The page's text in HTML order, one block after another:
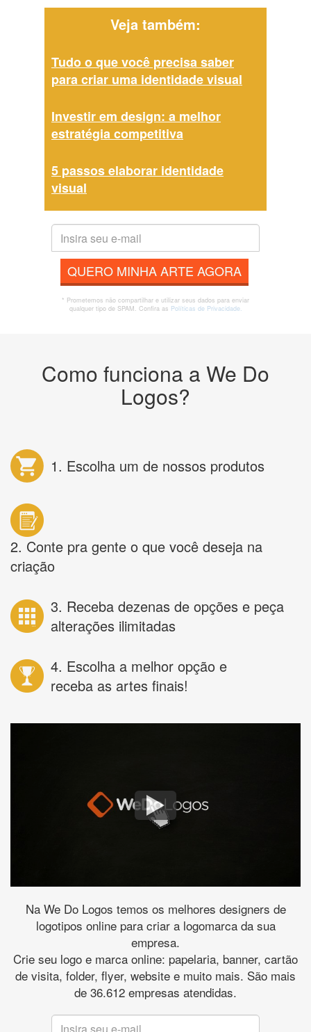
Veja também:
Tudo o que você precisa saber
para criar uma identidade visual
Investir em design: a melhor
estratégia competitiva
5 passos elaborar identidade
visual
QUERO MINHA ARTE AGORA
* Prometemos não compartilhar e utilizar seus dados para enviar
qualquer tipo de SPAM. Confira as Políticas de Privacidade.
Como funciona a We Do
Logos?
1. Escolha um de nossos produtos
2. Conte pra gente o que você deseja na
criação
3. Receba dezenas de opções e peça
alterações ilimitadas
4. Escolha a melhor opção e
receba as artes finais!
Na We Do Logos temos os melhores designers de
logotipos online para criar a logomarca da sua
empresa.
Crie seu logo e marca online: papelaria, banner, cartão
de visita, folder, flyer, website e muito mais. São mais
de 36.612 empresas atendidas.